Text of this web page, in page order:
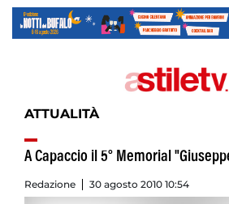
ATTUALITÀ
A Capaccio il 5° Memorial
Redazione 30 agosto 2010 10:54